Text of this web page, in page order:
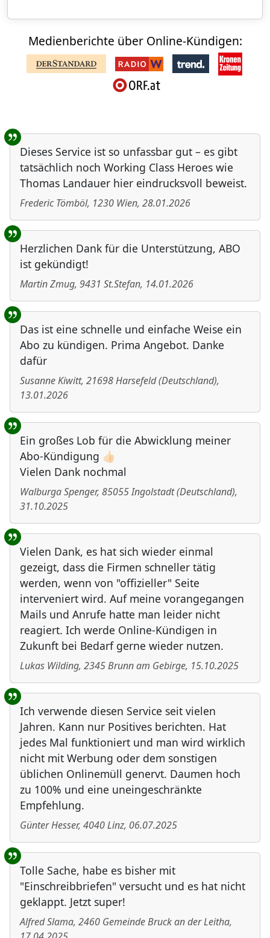
Medienberichte über Online-Kündigen:
Benutzer-Rückmeldungen
Dieses Service ist so unfassbar gut – es gibt
tatsächlich noch Working Class Heroes wie
Thomas Landauer hier eindrucksvoll beweist.
Frederic Tömböl, 1230 Wien, 28.01.2026
Herzlichen Dank für die Unterstützung, ABO
ist gekündigt!
Martin Zmug, 9431 St.Stefan, 14.01.2026
Das ist eine schnelle und einfache Weise ein
Abo zu kündigen. Prima Angebot. Danke
dafür
Susanne Kiwitt, 21698Harsefeld(Deutschland),
13.01.2026
Ein großes Lob für die Abwicklung meiner
Abo-Kündigung 👍🏻
Vielen Dank nochmal
Walburga Spenger, 85055Ingolstadt(Deutschland),
31.10.2025
Vielen Dank, es hat sich wieder einmal
gezeigt, dass die Firmen schneller tätig
werden, wenn von "offizieller" Seite
interveniert wird. Auf meine vorangegangen
Mails und Anrufe hatte man leider nicht
reagiert. Ich werde Online-Kündigen in
Zukunft bei Bedarf gerne wieder nutzen.
Lukas Wilding, 2345Brunn am Gebirge, 15.10.2025
Ich verwende diesen Service seit vielen
Jahren. Kann nur Positives berichten. Hat
jedes Mal funktioniert und man wird wirklich
nicht mit Werbung oder dem sonstigen
üblichen Onlinemüll genervt. Daumen hoch
zu 100% und eine uneingeschränkte
Empfehlung.
Günter Hesser, 4040Linz, 06.07.2025
Tolle Sache, habe es bisher mit
"Einschreibbriefen" versucht und es hat nicht
geklappt. Jetzt super!
Alfred Slama, 2460 Gemeinde Bruck an der Leitha,